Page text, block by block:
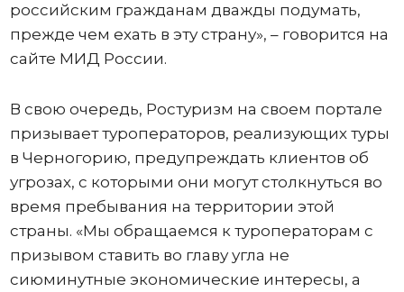
российским гражданам дважды подумать,
прежде чем ехать в эту страну», – говорится на
сайте МИД России.
В свою очередь, Ростуризм на своем портале
призывает туроператоров, реализующих туры
в Черногорию, предупреждать клиентов об
угрозах, с которыми они могут столкнуться во
время пребывания на территории этой
страны. «Мы обращаемся к туроператорам с
призывом ставить во главу угла не
сиюминутные экономические интересы, а